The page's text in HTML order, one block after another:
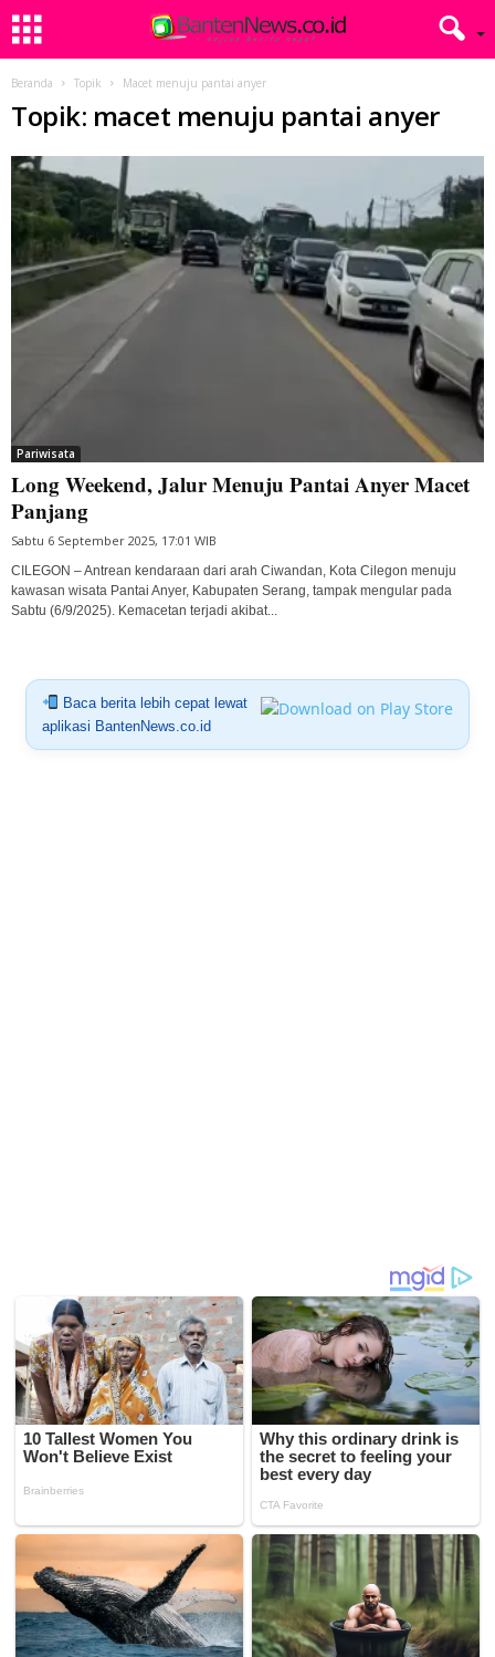
Beranda Topik Macet menuju pantai anyer
Topik: macet menuju pantai anyer
Pariwisata
Long Weekend, Jalur Menuju Pantai Anyer Macet
Panjang
Sabtu 6 September 2025, 17:01 WIB
CILEGON – Antrean kendaraan dari arah Ciwandan, Kota Cilegon menuju
kawasan wisata Pantai Anyer, Kabupaten Serang, tampak mengular pada
Sabtu (6/9/2025). Kemacetan terjadi akibat...
Baca berita lebih cepat lewat
aplikasi BantenNews.co.id